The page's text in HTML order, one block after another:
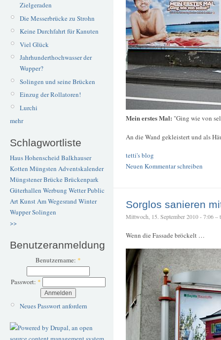
Zielgeraden
Die Messerbrücke zu Strohn
Keine Durchfahrt für Kanuten
Viel Glück
Jahrhunderthochwasser der
Wupper?
Solingen und seine Brücken
Einzug der Rollatoren!
Lurchi
mehr
Schlagwortliste
Haus Hohenscheid Balkhauser
Kotten Müngsten Adventskalender
Müngstener BrückeBrückenpark
Güterhallen Werbung WetterPublic
ArtKunstAm Wegesrand Winter
WupperSolingen
>>
Benutzeranmeldung
Benutzername: *
Passwort: *
Neues Passwort anfordern
Mein erstes Mal: "Ging wie von
An die Wand gekleistert und als
tetti's blog
Neuen Kommentar schreiben
Sorglos sanieren
Mittwoch, 15. September 2010 - 7:06 –
Wenn die Fassade bröckelt …